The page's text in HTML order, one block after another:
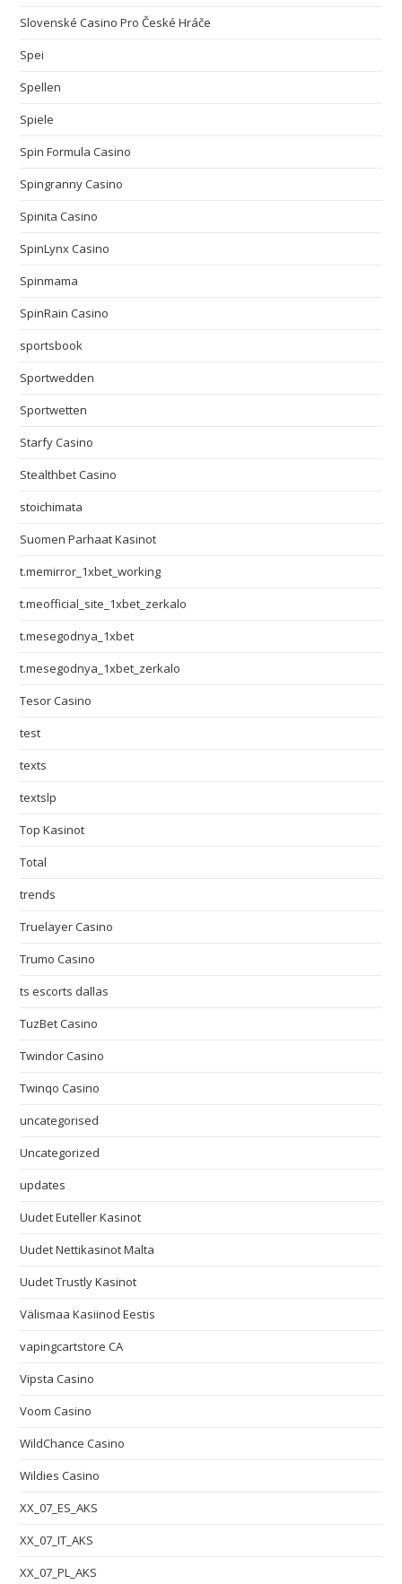
Slovenské Casino Pro České Hráče
Spei
Spellen
Spiele
Spin Formula Casino
Spingranny Casino
Spinita Casino
SpinLynx Casino
Spinmama
SpinRain Casino
sportsbook
Sportwedden
Sportwetten
Starfy Casino
Stealthbet Casino
stoichimata
Suomen Parhaat Kasinot
t.memirror_1xbet_working
t.meofficial_site_1xbet_zerkalo
t.mesegodnya_1xbet
t.mesegodnya_1xbet_zerkalo
Tesor Casino
test
texts
textslp
Top Kasinot
Total
trends
Truelayer Casino
Trumo Casino
ts escorts dallas
TuzBet Casino
Twindor Casino
Twinqo Casino
uncategorised
Uncategorized
updates
Uudet Euteller Kasinot
Uudet Nettikasinot Malta
Uudet Trustly Kasinot
Välismaa Kasiinod Eestis
vapingcartstore CA
Vipsta Casino
Voom Casino
WildChance Casino
Wildies Casino
XX_07_ES_AKS
XX_07_IT_AKS
XX_07_PL_AKS